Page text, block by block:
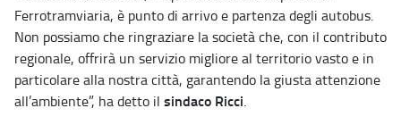
Ferrotramviaria, è punto di arrivo e partenza degli autobus.
Non possiamo che ringraziare la società che, con il contributo
regionale, offrirà un servizio migliore al territorio vasto e in
particolare alla nostra città, garantendo la giusta attenzione
all’ambiente”, ha detto il sindaco Ricci.